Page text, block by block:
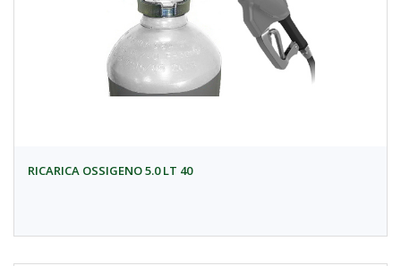
RICARICA OSSIGENO 5.0 LT 40